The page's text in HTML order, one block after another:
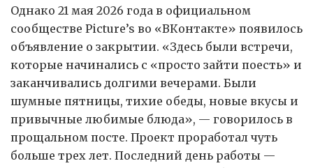
Однако 21 мая 2026 года в официальном
сообществе Picture’s во «ВКонтакте» появилось
объявление о закрытии. «Здесь были встречи,
которые начинались с «просто зайти поесть» и
заканчивались долгими вечерами. Были
шумные пятницы, тихие обеды, новые вкусы и
привычные любимые блюда», — говорилось в
прощальном посте. Проект проработал чуть
больше трех лет. Последний день работы —